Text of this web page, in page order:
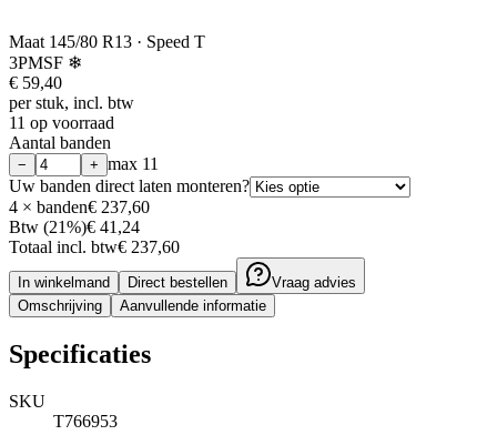
Maat 145/80 R13 · Speed T
3PMSF ❄
€ 59,40
per stuk, incl. btw
11 op voorraad
Aantal banden
− + max 11
Uw banden direct laten monteren?
4 × banden€ 237,60
Btw (21%)€ 41,24
Totaal incl. btw€ 237,60
In winkelmand Direct bestellen
Vraag advies
Omschrijving
Aanvullende informatie
Specificaties
SKU
T766953